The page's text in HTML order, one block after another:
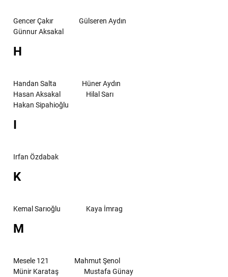
Gencer Çakır
Gülseren Aydın
Günnur Aksakal
H
Handan Salta
Hüner Aydın
Hasan Aksakal
Hilal Sarı
Hakan Sipahioğlu
I
Irfan Özdabak
K
Kemal Sarıoğlu Kaya İmrag
M
Mesele 121
Mahmut Şenol
Münir Karataş
Mustafa Günay